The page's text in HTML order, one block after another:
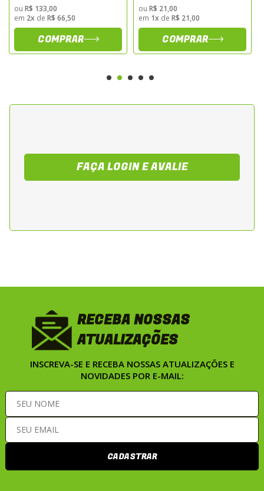
ou R$ 133,00
em 2x de R$ 66,50
COMPRAR
ou R$ 21,00
em 1x de R$ 21,00
COMPRAR
FAÇA LOGIN E AVALIE
RECEBA NOSSAS
ATUALIZAÇÕES
INSCREVA-SE E RECEBA NOSSAS ATUALIZAÇÕES E
NOVIDADES POR E-MAIL:
CADASTRAR